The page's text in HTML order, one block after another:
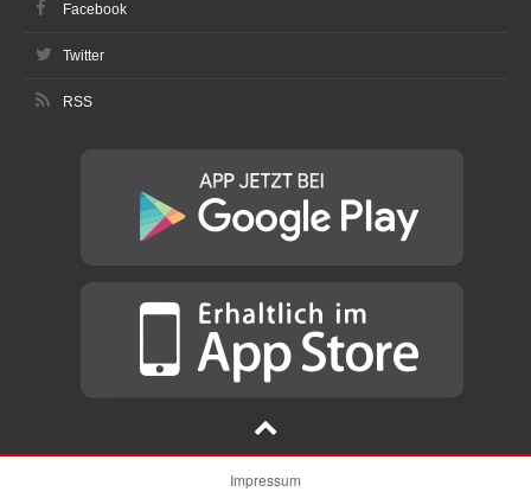
Facebook
Twitter
RSS
Impressum